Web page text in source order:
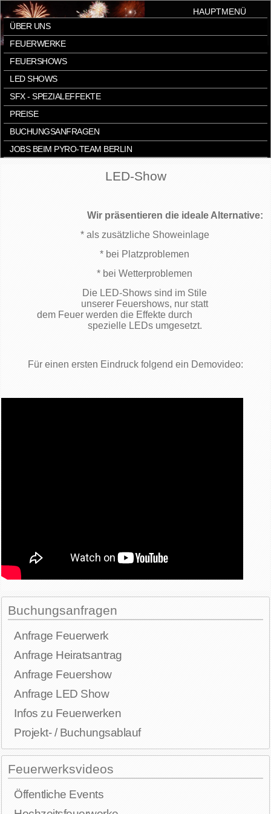
HAUPTMENÜ
ÜBER UNS
FEUERWERKE
FEUERSHOWS
LED SHOWS
SFX - SPEZIALEFFEKTE
PREISE
BUCHUNGSANFRAGEN
JOBS BEIM PYRO-TEAM BERLIN
LED-Show
Wir präsentieren die ideale Alternative:
* als zusätzliche Showeinlage
* bei Platzproblemen
* bei Wetterproblemen
Die LED-Shows sind im Stile
unserer Feuershows, nur statt
dem Feuer werden die Effekte durch
spezielle LEDs umgesetzt.
Für einen ersten Eindruck folgend ein Demovideo:
Buchungsanfragen
Anfrage Feuerwerk
Anfrage Heiratsantrag
Anfrage Feuershow
Anfrage LED Show
Infos zu Feuerwerken
Projekt- / Buchungsablauf
Feuerwerksvideos
Öffentliche Events